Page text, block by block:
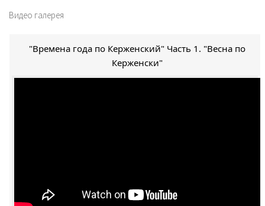
Видео галерея
"Времена года по Керженский" Часть 1. "Весна по
Керженски"